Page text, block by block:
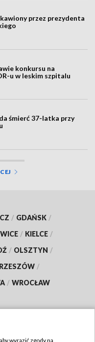
przez prezydenta
konkursu na
u w leskim szpitalu
śmierć 37-latka przy
/ GDAŃSK /
/ KIELCE /
/ OLSZTYN /
RZESZÓW /
/ WROCŁAW
wyrazić zgody na